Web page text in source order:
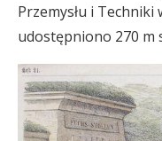
Przemysłu i
udostępniono 270 m